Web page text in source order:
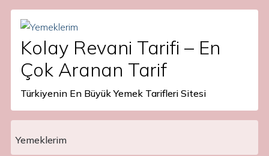
Kolay Revani Tarifi – En
Çok Aranan Tarif
Türkiyenin En Büyük Yemek Tarifleri Sitesi
Main Navigation
Yemeklerim